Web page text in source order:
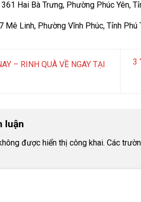
Hai Bà Trưng, Phường Phúc Yên,
Mê Linh, Phường Vĩnh Phúc, Tỉnh Phú
– RINH QUÀ VỀ NGAY TẠI
3
luận
được hiển thị công khai. Các